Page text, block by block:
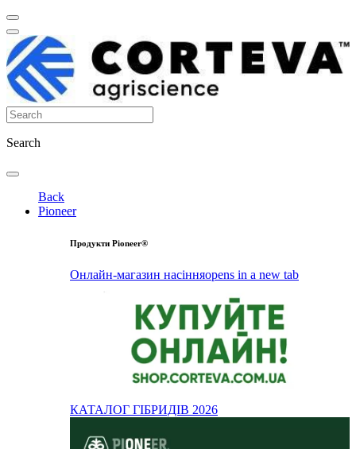
Search
Back
Pioneer
Продукти Pioneer®
Онлайн-магазин насінняopens in a new tab
КАТАЛОГ ГІБРИДІВ 2026